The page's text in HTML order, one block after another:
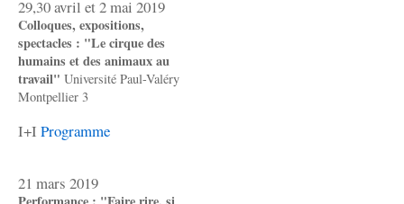
29,30 avril et 2 mai 2019
Colloques, expositions,
spectacles : "Le cirque des
humains et des animaux au
travail" Université Paul-Valéry
Montpellier 3
I+I Programme
21 mars 2019